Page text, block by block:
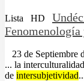
Lista HD
23 de Septiembre
... la
de intersubjetividad